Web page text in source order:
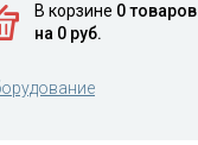
В корзине 0 товаров
на 0 руб.